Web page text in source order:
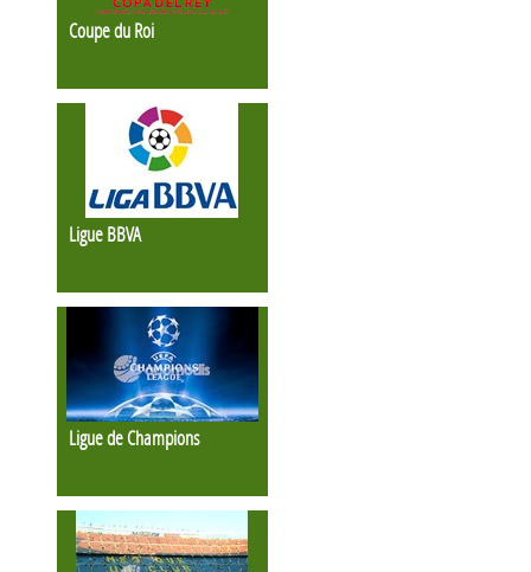
Coupe du Roi
Ligue BBVA
Ligue de Champions